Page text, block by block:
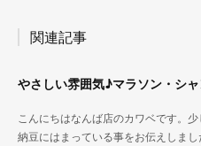
関連記事
やさしい雰囲気♪マラソン・シ
こんにちはなんば店のカワベです。
納豆にはまっている事をお伝えしま